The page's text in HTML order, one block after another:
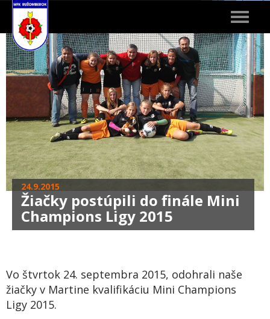
Toggle
24.9.2015
Žiačky postúpili do finále Mini
Champions Ligy 2015
Vo štvrtok 24. septembra 2015, odohrali naše
žiačky v Martine kvalifikáciu Mini Champions
Ligy 2015.